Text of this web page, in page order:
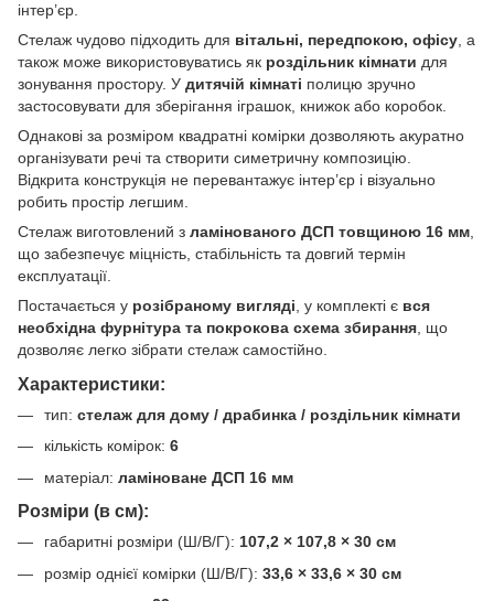
інтер’єр.
Стелаж чудово підходить для вітальні, передпокою, офісу , а
також може використовуватись як роздільник кімнати для
зонування простору. У дитячій кімнаті полицю зручно
застосовувати для зберігання іграшок, книжок або коробок.
Однакові за розміром квадратні комірки дозволяють акуратно
організувати речі та створити симетричну композицію.
Відкрита конструкція не перевантажує інтер’єр і візуально
робить простір легшим.
Стелаж виготовлений з ламінованого ДСП товщиною 16 мм
що забезпечує міцність, стабільність та довгий термін
експлуатації.
Постачається у розібраному вигляді , у комплекті є вся
необхідна фурнітура та покрокова схема збирання , що
дозволяє легко зібрати стелаж самостійно.
Характеристики:
тип: стелаж для дому / драбинка / роздільник кімнати
кількість комірок: 6
матеріал: ламіноване ДСП 16 мм
Розміри (в см):
габаритні розміри (Ш/В/Г): 107,2 × 107,8 × 30 см
розмір однієї комірки (Ш/В/Г): 33,6 × 33,6 × 30 см